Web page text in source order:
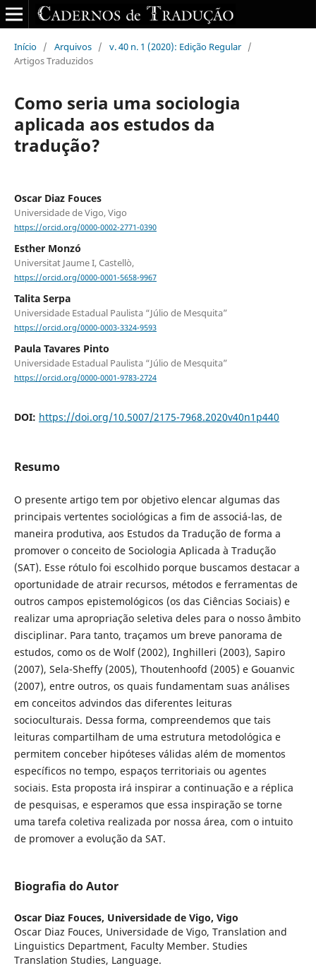
Início / Arquivos / v. 40 n. 1 (2020): Edição Regular /
Artigos Traduzidos
Como seria uma sociologia
aplicada aos estudos da
tradução?
Oscar Diaz Fouces
Universidade de Vigo, Vigo
https://orcid.org/0000-0002-2771-0390
Esther Monzó
Universitat Jaume I, Castellò,
https://orcid.org/0000-0001-5658-9967
Talita Serpa
Universidade Estadual Paulista “Júlio de Mesquita”
https://orcid.org/0000-0003-3324-9593
Paula Tavares Pinto
Universidade Estadual Paulista “Júlio de Mesquita”
https://orcid.org/0000-0001-9783-2724
DOI: https://doi.org/10.5007/2175-7968.2020v40n1p440
Resumo
O presente artigo tem por objetivo elencar algumas das
principais vertentes sociológicas a fim de associá-las, de
maneira produtiva, aos Estudos da Tradução de forma a
promover o conceito de Sociologia Aplicada à Tradução
(SAT). Esse rótulo foi escolhido porque buscamos destacar a
oportunidade de atrair recursos, métodos e ferramentas de
outros campos epistemológicos (os das Ciências Sociais) e
realizar uma apropriação seletiva deles para o nosso âmbito
disciplinar. Para tanto, traçamos um breve panorama de
estudos, como os de Wolf (2002), Inghilleri (2003), Sapiro
(2007), Sela-Sheffy (2005), Thoutenhoofd (2005) e Gouanvic
(2007), entre outros, os quais fundamentam suas análises
em conceitos advindos das diferentes leituras
socioculturais. Dessa forma, compreendemos que tais
leituras compartilham de uma estrutura metodológica e
permitem conceber hipóteses válidas além de momentos
específicos no tempo, espaços territoriais ou agentes
sociais. Esta proposta irá inspirar a continuação e a réplica
de pesquisas, e esperamos que essa inspiração se torne
uma tarefa coletiva realizada por nossa área, com o intuito
de promover a evolução da SAT.
Biografia do Autor
Oscar Diaz Fouces, Universidade de Vigo, Vigo
Oscar Diaz Fouces, Universidade de Vigo, Translation and
Linguistics Department, Faculty Member. Studies
Translation Studies, Language.